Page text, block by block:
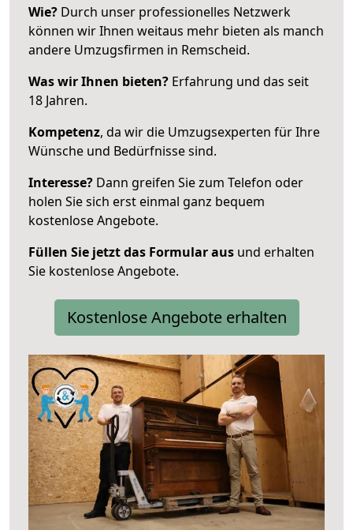
Wie? Durch unser professionelles Netzwerk
können wir Ihnen weitaus mehr bieten als manch
andere Umzugsfirmen in Remscheid.
Was wir Ihnen bieten? Erfahrung und das seit
18 Jahren.
Kompetenz, da wir die Umzugsexperten für Ihre
Wünsche und Bedürfnisse sind.
Interesse? Dann greifen Sie zum Telefon oder
holen Sie sich erst einmal ganz bequem
kostenlose Angebote.
Füllen Sie jetzt das Formular aus und erhalten
Sie kostenlose Angebote.
Kostenlose Angebote erhalten